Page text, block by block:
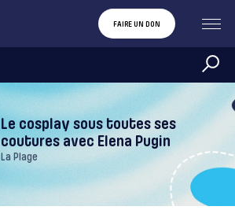
FAIRE UN DON
Le cosplay sous toutes ses
coutures avec Elena Pugin
La Plage